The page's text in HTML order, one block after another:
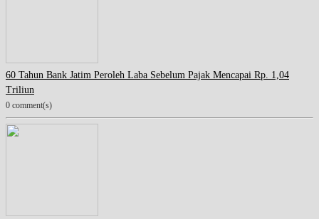
60 Tahun Bank Jatim Peroleh Laba Sebelum Pajak Mencapai Rp. 1,04
Triliun
0 comment(s)